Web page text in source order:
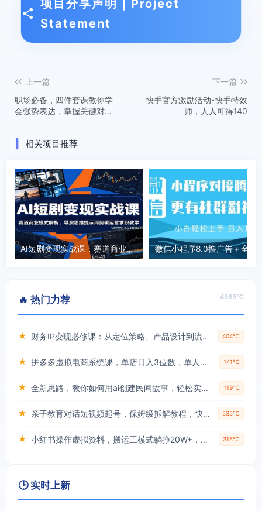
项目分享声明 | Project
Statement
上一篇
职场必备，四件套课教你学
会强势表达，掌握关键对
下一篇
快手官方激励活动-快手特效
师，人人可得140
相关项目推荐
AI短剧变现实战课：赛道商业模式解析，导演思维提示词剪辑运营求职教学
🔥 热门力荐 4565℃
★ 财务IP变现必修课：从定位策略、产品设计到流量变现形成完整闭环 404℃
★ 拼多多虚拟电商系统课，单店日入3位数，单人可管理3-8家店【附货源】 141℃
★ 全新思路，教你如何用ai创建民间故事，轻松实现月入过万【揭秘】 119℃
★ 亲子教育对话短视频起号，保姆级拆解教程，快速起千粉万粉号 535℃
★ 小红书操作虚拟资料，搬运工模式躺挣20W+，互联网的低成本路子！ 315℃
🕒 实时上新